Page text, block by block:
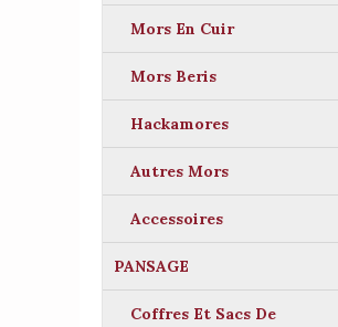
Mors En Cuir
Mors Beris
Hackamores
Autres Mors
Accessoires
PANSAGE
Coffres Et Sacs De